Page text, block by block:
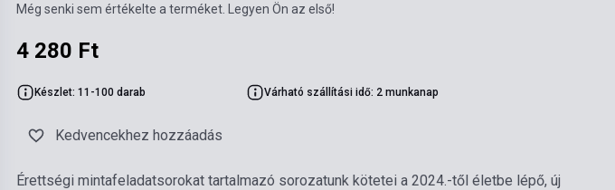
Még senki sem értékelte a terméket. Legyen Ön az első!
4 280 Ft
Készlet: 11-100 darab Várható szállítási idő: 2 munkanap
Kedvencekhez hozzáadás
Érettségi mintafeladatsorokat tartalmazó sorozatunk kötetei a 2024.-től életbe lépő, új